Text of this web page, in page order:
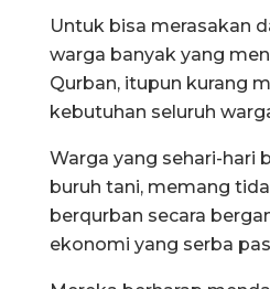
Untuk bisa merasakan
warga banyak yang
Qurban, itupun kurang
kebutuhan seluruh
Warga yang sehari-hari
buruh tani, memang
berqurban secara
ekonomi yang serba